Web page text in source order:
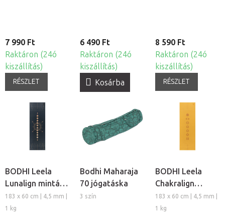
7 990 Ft
Raktáron (24ó
kiszállítás)
RÉSZLET
6 490 Ft
Raktáron (24ó
kiszállítás)
Kosárba
8 590 Ft
Raktáron (24ó
kiszállítás)
RÉSZLET
BODHI Leela
Lunalign mintás
jógaszőnyeg
183 x 60 cm | 4,5 mm |
1 kg
Bodhi Maharaja
70 jógatáska
3 szín
BODHI Leela
Chakralign
mintás
jógaszõnyeg
183 x 60 cm | 4,5 mm |
1 kg